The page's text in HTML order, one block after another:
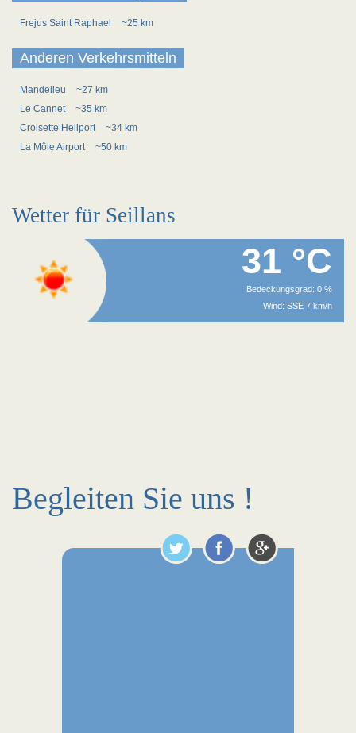
Frejus Saint Raphael ~25 km
Anderen Verkehrsmitteln
Mandelieu
~27 km
Le Cannet
~35 km
Croisette Heliport
~34 km
La Môle Airport
~50 km
Wetter für Seillans
31 °C
Bedeckungsgrad: 0 %
Wind: SSE 7 km/h
Begleiten Sie uns !